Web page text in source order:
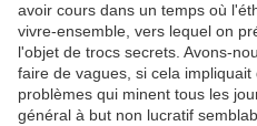
avoir cours dans un temps où
vivre-ensemble, vers lequel on
l'objet de trocs secrets. Avons-
faire de vagues, si cela
problèmes qui minent tous les
général à but non lucratif